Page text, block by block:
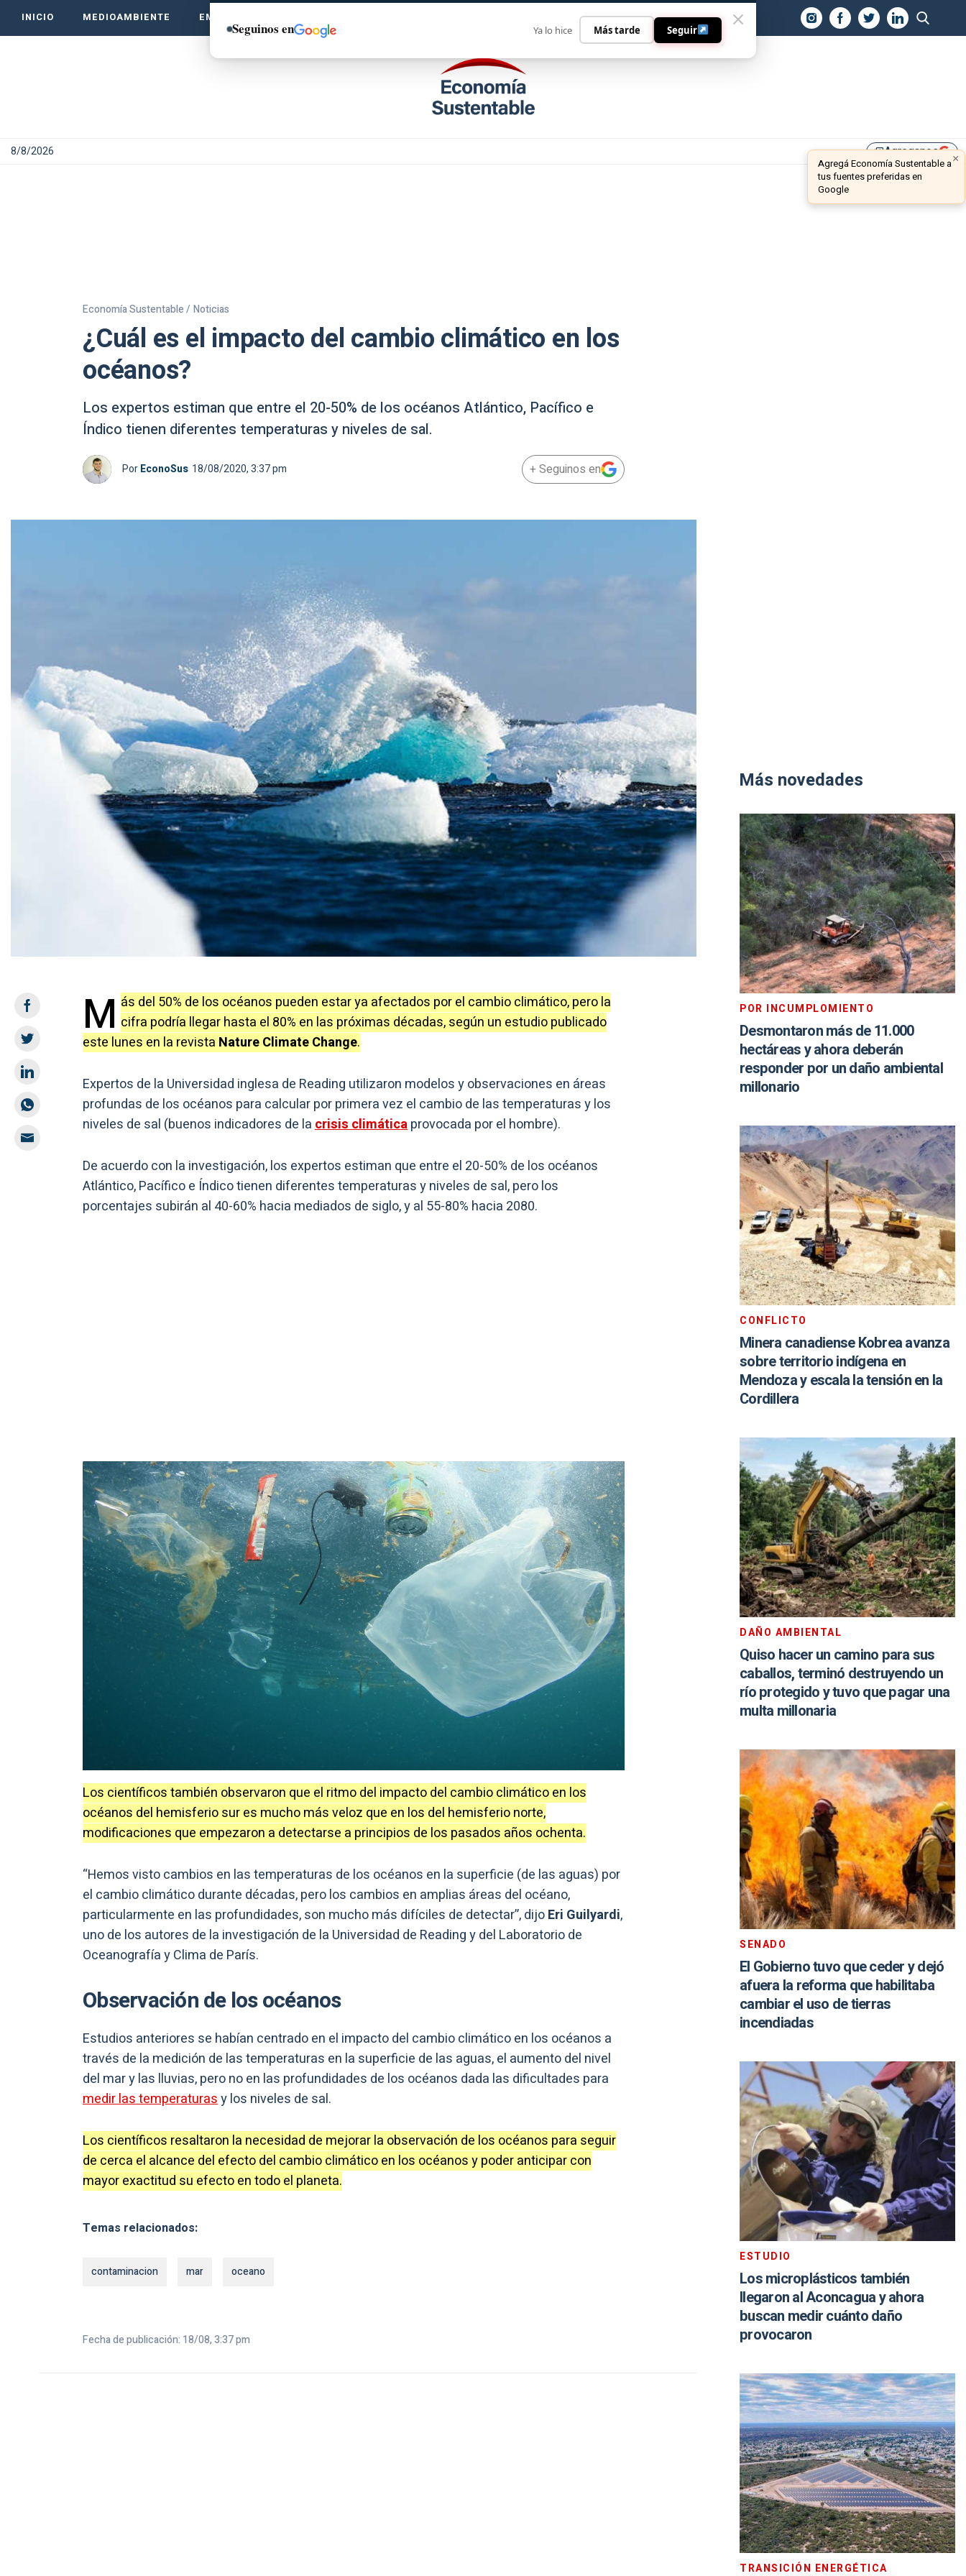
INICIO MEDIOAMBIENTE EMPRENDE VERDE CONTACTO
8/8/2026 library_addAgreganos ×
Agregá Economía Sustentable a
tus fuentes preferidas en
Google
Economía Sustentable / Noticias
¿Cuál es el impacto del cambio climático en los
océanos?
Los expertos estiman que entre el 20-50% de los océanos Atlántico, Pacífico e
Índico tienen diferentes temperaturas y niveles de sal.
PorEconoSus 18/08/2020, 3:37 pm + Seguinos en
M ás del 50% de los océanos pueden estar ya afectados por el cambio climático, pero la
cifra podría llegar hasta el 80% en las próximas décadas, según un estudio publicado
este lunes en la revista Nature Climate Change.
Expertos de la Universidad inglesa de Reading utilizaron modelos y observaciones en áreas
profundas de los océanos para calcular por primera vez el cambio de las temperaturas y los
niveles de sal (buenos indicadores de lacrisis climáticaprovocada por el hombre).
De acuerdo con la investigación, los expertos estiman que entre el 20-50% de los océanos
Atlántico, Pacífico e Índico tienen diferentes temperaturas y niveles de sal, pero los
porcentajes subirán al 40-60% hacia mediados de siglo, y al 55-80% hacia 2080.
Los científicos también observaron que el ritmo del impacto del cambio climático en los
océanos del hemisferio sur es mucho más veloz que en los del hemisferio norte,
modificaciones que empezaron a detectarse a principios de los pasados años ochenta.
“Hemos visto cambios en las temperaturas de los océanos en la superficie (de las aguas) por
el cambio climático durante décadas, pero los cambios en amplias áreas del océano,
particularmente en las profundidades, son mucho más difíciles de detectar”, dijoEri Guilyardi,
uno de los autores de la investigación de la Universidad de Reading y del Laboratorio de
Oceanografía y Clima de París.
Observación de los océanos
Estudios anteriores se habían centrado en el impacto del cambio climático en los océanos a
través de la medición de las temperaturas en la superficie de las aguas, el aumento del nivel
del mar y las lluvias, pero no en las profundidades de los océanos dada las dificultades para
medir las temperaturasy los niveles de sal.
Los científicos resaltaron la necesidad de mejorar la observación de los océanos para seguir
de cerca el alcance del efecto del cambio climático en los océanos y poder anticipar con
mayor exactitud su efecto en todo el planeta.
Temas relacionados:
contaminacion mar oceano
Fecha de publicación: 18/08, 3:37 pm
Más novedades
POR INCUMPLOMIENTO
Desmontaron más de 11.000
hectáreas y ahora deberán
responder por un daño ambiental
millonario
CONFLICTO
Minera canadiense Kobrea avanza
sobre territorio indígena en
Mendoza y escala la tensión en la
Cordillera
DAÑO AMBIENTAL
Quiso hacer un camino para sus
caballos, terminó destruyendo un
río protegido y tuvo que pagar una
multa millonaria
SENADO
El Gobierno tuvo que ceder y dejó
afuera la reforma que habilitaba
cambiar el uso de tierras
incendiadas
ESTUDIO
Los microplásticos también
llegaron al Aconcagua y ahora
buscan medir cuánto daño
provocaron
TRANSICIÓN ENERGÉTICA
Seguinos en Ya lo hice Más tarde Seguir